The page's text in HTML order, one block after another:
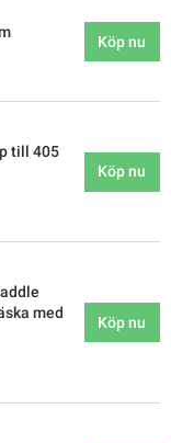
Köp nu
till 405
Köp nu
med
Köp nu